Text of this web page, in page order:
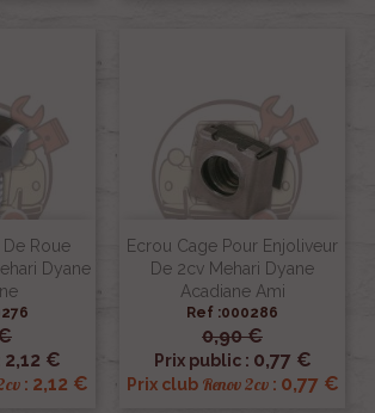
Roue
Dyane
2,12 €
: 2,12 €
Ecrou Cage Pour Enjoliveur
De 2cv Mehari Dyane
Acadiane Ami
Ref :000286
0,90 €
Prix public : 0,77 €
Prix club Renov 2cv: 0,77 €